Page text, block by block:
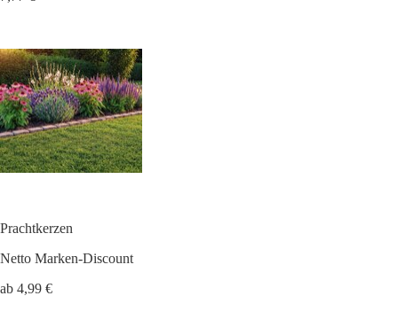
Prachtkerzen
Netto Marken-Discount
ab 4,99 €